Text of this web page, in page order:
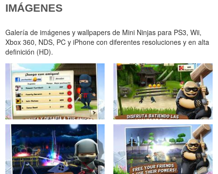
IMÁGENES
Galería de imágenes y wallpapers de Mini Ninjas para PS3, Wii,
Xbox 360, NDS, PC y iPhone con diferentes resoluciones y en alta
definición (HD).